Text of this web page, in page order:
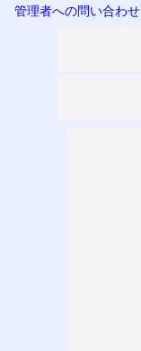
管理者への問い合わせ